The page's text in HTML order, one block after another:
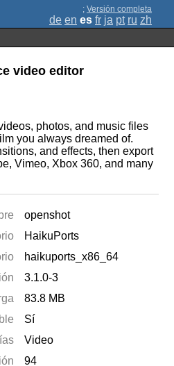
; Versión completa
de en es fr ja pt ru zh
video editor
photos, and music files
you always dreamed of.
and effects, then export
Vimeo, Xbox 360, and many
openshot
HaikuPorts
haikuports_x86_64
3.1.0-3
83.8 MB
Sí
Video
94